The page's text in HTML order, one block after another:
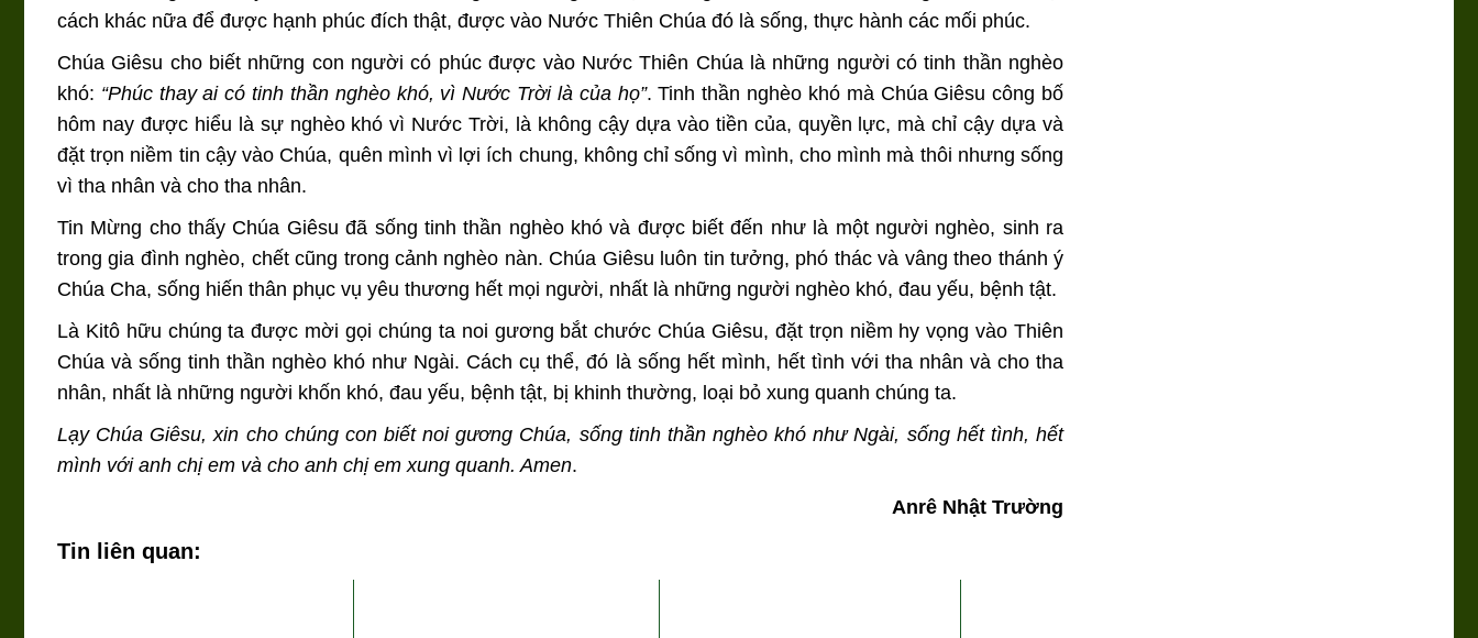
cách khác nữa để được hạnh phúc đích thật, được vào Nước Thiên Chúa đó là sống, thực hành các mối phúc.
Chúa Giêsu cho biết những con người có phúc được vào Nước Thiên Chúa là những người có tinh thần nghèo
khó: “Phúc thay ai có tinh thần nghèo khó, vì Nước Trời là của họ”. Tinh thần nghèo khó mà Chúa Giêsu công bố
hôm nay được hiểu là sự nghèo khó vì Nước Trời, là không cậy dựa vào tiền của, quyền lực, mà chỉ cậy dựa và
đặt trọn niềm tin cậy vào Chúa, quên mình vì lợi ích chung, không chỉ sống vì mình, cho mình mà thôi nhưng sống
vì tha nhân và cho tha nhân.
Tin Mừng cho thấy Chúa Giêsu đã sống tinh thần nghèo khó và được biết đến như là một người nghèo, sinh ra
trong gia đình nghèo, chết cũng trong cảnh nghèo nàn. Chúa Giêsu luôn tin tưởng, phó thác và vâng theo thánh ý
Chúa Cha, sống hiến thân phục vụ yêu thương hết mọi người, nhất là những người nghèo khó, đau yếu, bệnh tật.
Là Kitô hữu chúng ta được mời gọi chúng ta noi gương bắt chước Chúa Giêsu, đặt trọn niềm hy vọng vào Thiên
Chúa và sống tinh thần nghèo khó như Ngài. Cách cụ thể, đó là sống hết mình, hết tình với tha nhân và cho tha
nhân, nhất là những người khốn khó, đau yếu, bệnh tật, bị khinh thường, loại bỏ xung quanh chúng ta.
Lạy Chúa Giêsu, xin cho chúng con biết noi gương Chúa, sống tinh thần nghèo khó như Ngài, sống hết tình, hết
mình với anh chị em và cho anh chị em xung quanh. Amen.
Anrê Nhật Trường
Tin liên quan: